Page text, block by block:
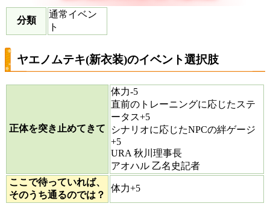
分類
通常イベン
ト
ヤエノムテキ(新衣装)のイベント選択肢
正体を突き止めてきて
体力-5
直前のトレーニングに応じたステ
ータス+5
シナリオに応じたNPCの絆ゲージ
+5
URA 秋川理事長
アオハル 乙名史記者
ここで待っていれば、
そのうち通るのでは？
体力+5